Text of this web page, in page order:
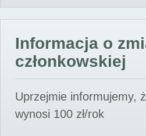
Informacja o
członkowskiej
Uprzejmie informujemy,
wynosi 100 zł/rok